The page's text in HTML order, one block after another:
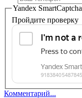
Yandex SmartCaptcha
Пройдите проверку
Комментарий...